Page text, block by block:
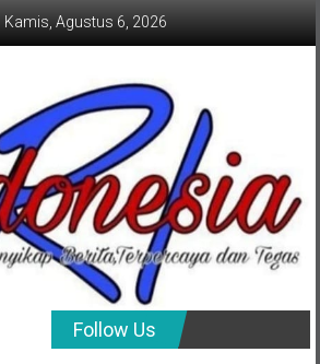
Kamis, Agustus 6, 2026
Follow Us